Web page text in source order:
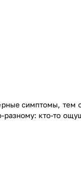
симптомы, тем
кто-то